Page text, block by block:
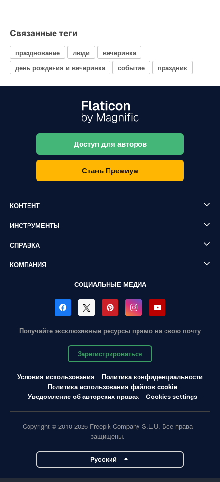
Связанные теги
празднование люди
вечеринка
день рождения и вечеринка
событие праздник
Доступ для авторов
Стань Премиум
КОНТЕНТ
ИНСТРУМЕНТЫ
СПРАВКА
КОМПАНИЯ
СОЦИАЛЬНЫЕ МЕДИА
Получайте эксклюзивные ресурсы прямо на свою почту
Зарегистрироваться
Условия использования
Политика конфиденциальности
Политика использования файлов cookie
Уведомление об авторских правах
Cookies settings
Copyright © 2010-2026 Freepik Company S.L.U. Все права
защищены.
Pусский